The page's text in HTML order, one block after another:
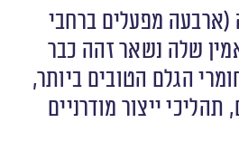
(ארבעה מפעלים ברחבי
שלה נשאר זהה כבר
הגלם הטובים ביותר,
ייצור מודרניים